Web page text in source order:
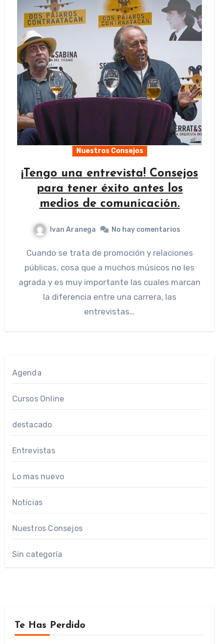
Nuestros Consejos
¡Tengo una entrevista! Consejos
para tener éxito antes los
medios de comunicación.
Ivan Aranega No hay comentarios
Cuando se trata de promoción y relaciones
públicas, cosa que a muchos músicos no les
agrada y es muy importante las cuales marcan
la diferencia entre una carrera, las
entrevistas…
Agenda
Cursos Online
destacado
Entrevistas
Lo mas nuevo
Noticias
Nuestros Consejos
Sin categoría
Te Has Perdido